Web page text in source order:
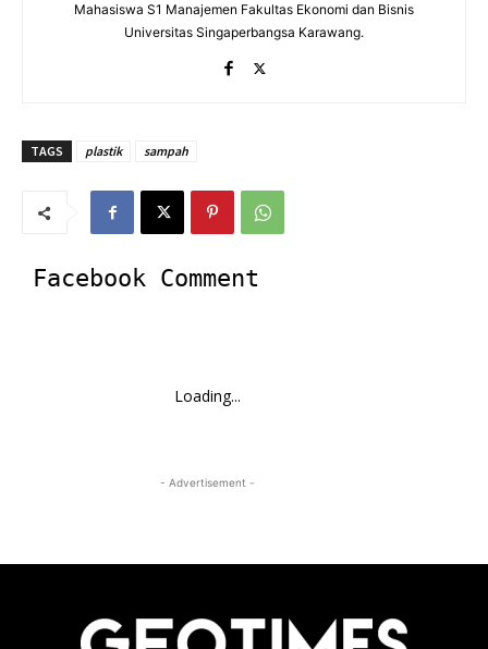
Mahasiswa S1 Manajemen Fakultas Ekonomi dan Bisnis
Universitas Singaperbangsa Karawang.
TAGS plastik sampah
Facebook Comment
Loading...
- Advertisement -